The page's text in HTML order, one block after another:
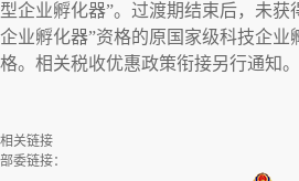
型企业孵化器”。过渡期结束后，未获
企业孵化器”资格的原国家级科技企业
格。相关税收优惠政策衔接另行通知。
相关链接
部委链接：